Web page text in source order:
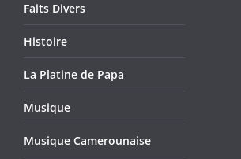
Faits Divers
Histoire
La Platine de Papa
Musique
Musique Camerounaise